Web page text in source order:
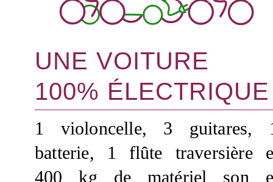
UNE VOITURE
100% ÉLECTRIQUE
1 violoncelle, 3 guitares,
batterie, 1 flûte traversière
400 kg de matériel son